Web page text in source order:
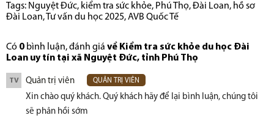
Tags: Nguyệt Đức, kiểm tra sức khỏe, Phú Thọ,Đài Loan, hồ sơ
Đài Loan,Tư vấn du học 2025,AVB Quốc Tế
Có 0 bình luận, đánh giá về Kiểm tra sức khỏe du học Đài
Loan uy tín tại xã Nguyệt Đức, tỉnh Phú Thọ
TV Quản trị viên QUẢN TRỊ VIÊN
Xin chào quý khách. Quý khách hãy để lại bình luận, chúng tôi
sẽ phản hồi sớm